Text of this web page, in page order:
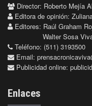
Director: Roberto Mejía
Editora de opinión:
Editores: Raúl Graham
Walter Sosa
Teléfono: (511) 3193500
Email:
Publicidad online:
Enlaces